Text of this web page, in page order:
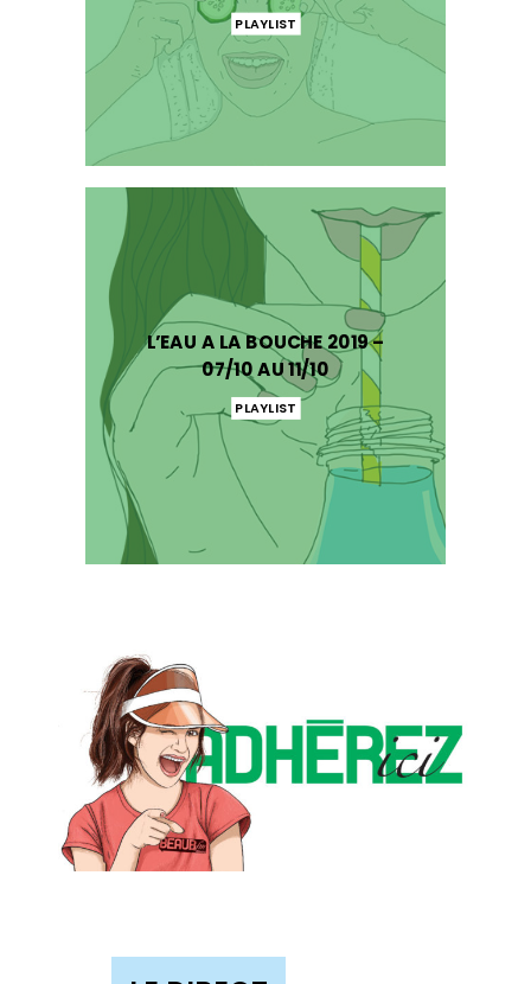
PLAYLIST
L’EAU A LA BOUCHE 2019 –
07/10 AU 11/10
PLAYLIST